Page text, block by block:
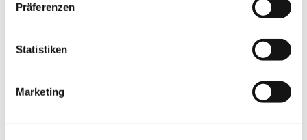
Präferenzen
Statistiken
Marketing